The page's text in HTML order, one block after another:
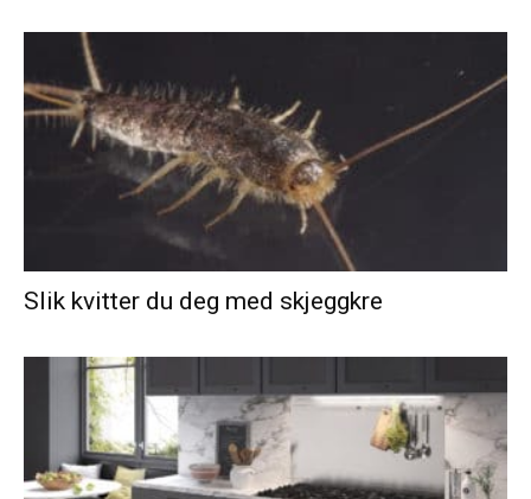
Slik kvitter du deg med skjeggkre